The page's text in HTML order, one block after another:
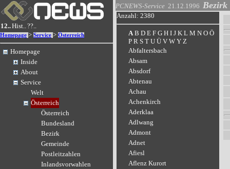
12..Hist..??..
Homepage > Service > Österreich
Homepage
Inside
About
Service
Welt
Österreich
Österreich
Bundesland
Bezirk
Gemeinde
Postleitzahlen
Inlandsvorwahlen
PCNEWS-Service 21.12.1996 Bezirk
Anzahl: 2380
A B D E F G H I J K L M N O Ö
P R S T U Ü V W Y Z
Abfaltersbach
Absam
Absdorf
Abtenau
Achau
Achenkirch
Aderklaa
Adlwang
Admont
Adnet
Afiesl
Aflenz Kurort